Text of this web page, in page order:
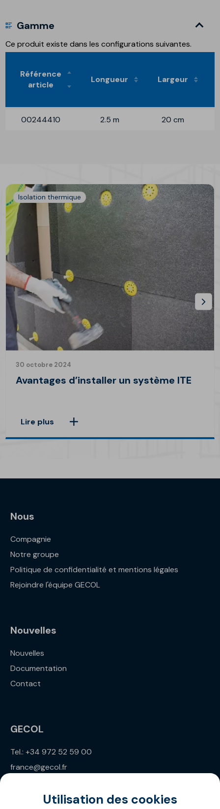
Gamme
Ce produit existe dans les configurations suivantes.
Référence
article
Longueur Largeur
00244410 2.5 m 20 cm
Isolation thermique
30 octobre 2024
Avantages d’installer un système ITE
Lire plus
Nous
Compagnie
Notre groupe
Politique de confidentialité et mentions légales
Rejoindre l'équipe GECOL
Nouvelles
Nouvelles
Documentation
Contact
GECOL
Tel.: +34 972 52 59 00
france@gecol.fr
Utilisation des cookies